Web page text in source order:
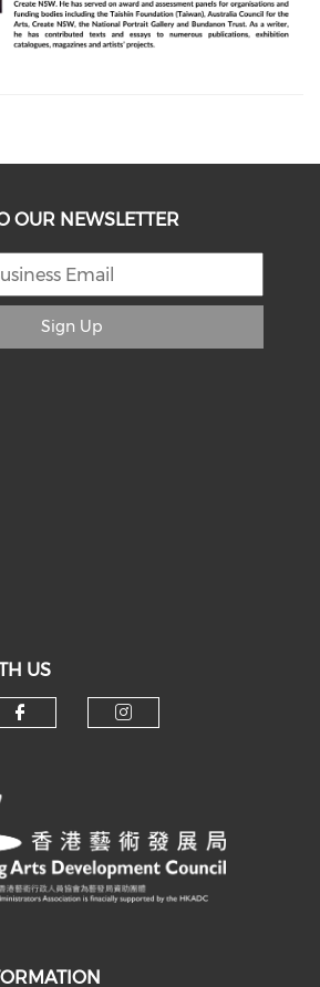
OUR NEWSLETTER
Sign Up
US